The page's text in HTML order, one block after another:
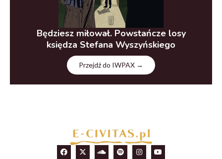
Będziesz miłował. Powstańcze losy
księdza Stefana Wyszyńskiego
Przejdź do IWPAX →